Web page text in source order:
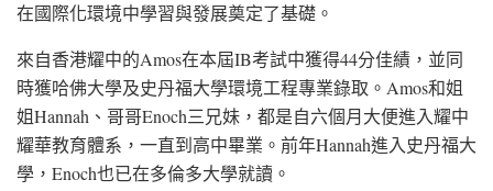
在國際化環境中學習與發展奠定了基礎。
來自香港耀中的Amos在本屆IB考試中獲得44分佳績，並同
時獲哈佛大學及史丹福大學環境工程專業錄取。Amos和姐
姐Hannah、哥哥Enoch三兄妹，都是自六個月大便進入耀中
耀華教育體系，一直到高中畢業。前年Hannah進入史丹福大
學，Enoch也已在多倫多大學就讀。